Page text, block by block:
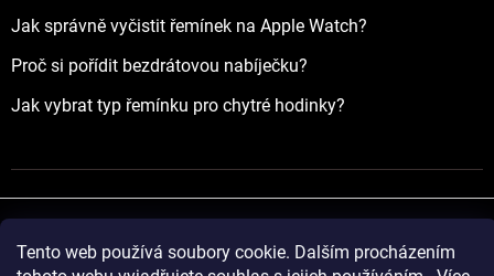
Tento web používá soubory cookie. Dalším procházením
Jak správně vyčistit řemínek na Apple Watch?
Proč si pořídit bezdrátovou nabíječku?
Jak vybrat typ řemínku pro chytré hodinky?
Vytvořil Shoptet